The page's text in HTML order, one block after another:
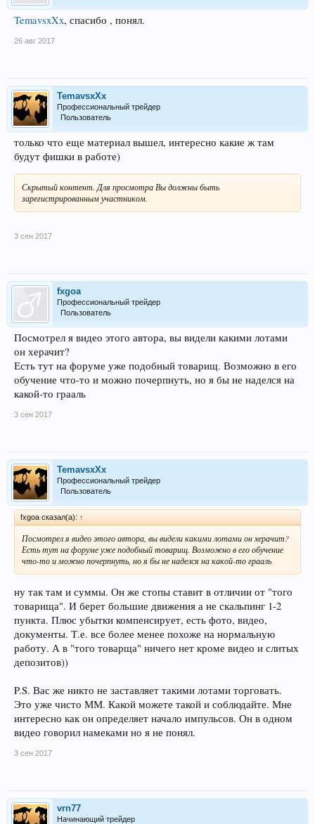
TemavsxXx, спасибо , понял.
26 авг 2017
TemavsxXx
Профессиональный трейдер
Пользователь
только что еще материал вышел, интересно какие ж там
будут фишки в работе)
Скрытый контент. Для просмотра Вы должны быть
зарегистрированным участником.
3 сен 2017
fxgoa
Профессиональный трейдер
Пользователь
Посмотрел я видео этого автора, вы видели какими лотами
он херачит?
Есть тут на форуме уже подобный товарищ. Возможно в его
обучение что-то и можно почерпнуть, но я бы не наделся на
какой-то грааль
3 сен 2017
TemavsxXx
Профессиональный трейдер
Пользователь
fxgoa сказал(а): ↑
Посмотрел я видео этого автора, вы видели какими лотами он херачит?
Есть тут на форуме уже подобный товарищ. Возможно в его обучение
что-то и можно почерпнуть, но я бы не наделся на какой-то грааль
ну так там и суммы. Он же стопы ставит в отличии от "того
товарища". И берет большие движения а не скальпинг 1-2
пункта. Плюс убытки компенсирует, есть фото, видео,
документы. Т.е. все более менее похоже на нормальную
работу. А в "того товарща" ничего нет кроме видео и слитых
депозитов))
P.S. Вас же никто не заставляет такими лотами торговать.
Это уже чисто ММ. Какой можете такой и соблюдайте. Мне
интересно как он определяет начало импульсов. Он в одном
видео говорил намеками но я не понял.
3 сен 2017
vrn77
Начинающий трейдер